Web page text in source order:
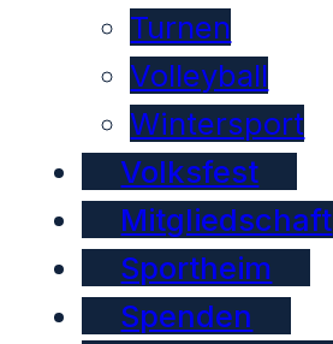
Turnen
Volleyball
Wintersport
Volksfest
Mitgliedschaft
Sportheim
Spenden